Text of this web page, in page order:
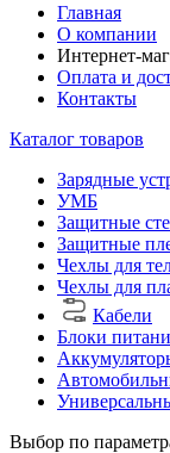
Главная
О компании
Интернет-
Оплата и
Контакты
Каталог товаров
Зарядные
УМБ
Защитные
Защитные
Чехлы для
Чехлы для
Кабели
Блоки
Выбор по